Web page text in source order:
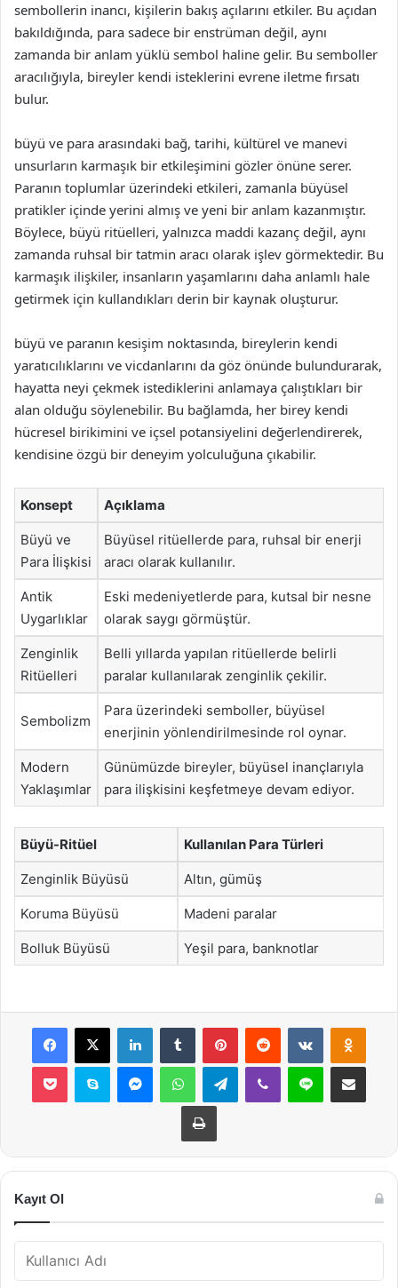
sembollerin inancı, kişilerin bakış açılarını etkiler. Bu açıdan
bakıldığında, para sadece bir enstrüman değil, aynı
zamanda bir anlam yüklü sembol haline gelir. Bu semboller
aracılığıyla, bireyler kendi isteklerini evrene iletme fırsatı
bulur.
büyü ve para arasındaki bağ, tarihi, kültürel ve manevi
unsurların karmaşık bir etkileşimini gözler önüne serer.
Paranın toplumlar üzerindeki etkileri, zamanla büyüsel
pratikler içinde yerini almış ve yeni bir anlam kazanmıştır.
Böylece, büyü ritüelleri, yalnızca maddi kazanç değil, aynı
zamanda ruhsal bir tatmin aracı olarak işlev görmektedir. Bu
karmaşık ilişkiler, insanların yaşamlarını daha anlamlı hale
getirmek için kullandıkları derin bir kaynak oluşturur.
büyü ve paranın kesişim noktasında, bireylerin kendi
yaratıcılıklarını ve vicdanlarını da göz önünde bulundurarak,
hayatta neyi çekmek istediklerini anlamaya çalıştıkları bir
alan olduğu söylenebilir. Bu bağlamda, her birey kendi
hücresel birikimini ve içsel potansiyelini değerlendirerek,
kendisine özgü bir deneyim yolculuğuna çıkabilir.
Konsept Açıklama
Büyü ve
Para İlişkisi
Büyüsel ritüellerde para, ruhsal bir enerji
aracı olarak kullanılır.
Antik
Uygarlıklar
Eski medeniyetlerde para, kutsal bir nesne
olarak saygı görmüştür.
Zenginlik
Ritüelleri
Belli yıllarda yapılan ritüellerde belirli
paralar kullanılarak zenginlik çekilir.
Sembolizm
Para üzerindeki semboller, büyüsel
enerjinin yönlendirilmesinde rol oynar.
Modern
Yaklaşımlar
Günümüzde bireyler, büyüsel inançlarıyla
para ilişkisini keşfetmeye devam ediyor.
Büyü-Ritüel Kullanılan Para Türleri
Zenginlik Büyüsü Altın, gümüş
Koruma Büyüsü Madeni paralar
Bolluk Büyüsü Yeşil para, banknotlar
Facebook
X LinkedInTumblr PinterestReddit VKontakte
Pocket Skype MessengerWhatsAppTelegramViber Line E-Posta ile
Yazdır
Kayıt Ol